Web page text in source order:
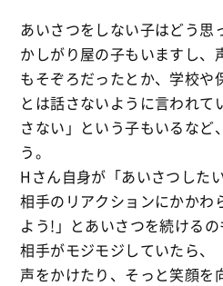
あいさつをしない子はどう思
かしがり屋の子もいますし、
もそぞろだったとか、学校や
とは話さないように言われて
さない」という子もいるなど
う。
Hさん自身が「あいさつした
相手のリアクションにかかわ
よう!」とあいさつを続けるの
相手がモジモジしていたら、
声をかけたり、そっと笑顔を